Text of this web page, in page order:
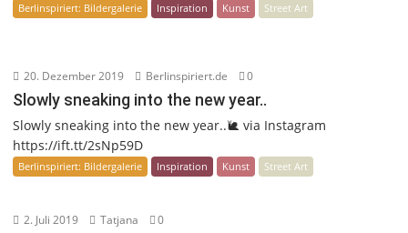
Berlinspiriert: Bildergalerie Inspiration Kunst Street Art
20. Dezember 2019 Berlinspiriert.de 0
Slowly sneaking into the new year..
Slowly sneaking into the new year..🐌 via Instagram
https://ift.tt/2sNp59D
Berlinspiriert: Bildergalerie Inspiration Kunst Street Art
2. Juli 2019 Tatjana 0